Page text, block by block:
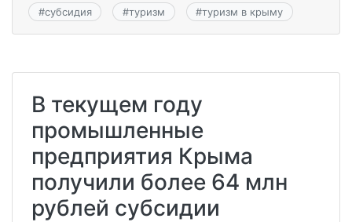
#субсидия #туризм #туризм в крыму
В текущем году
промышленные
предприятия Крыма
получили более 64 млн
рублей субсидии